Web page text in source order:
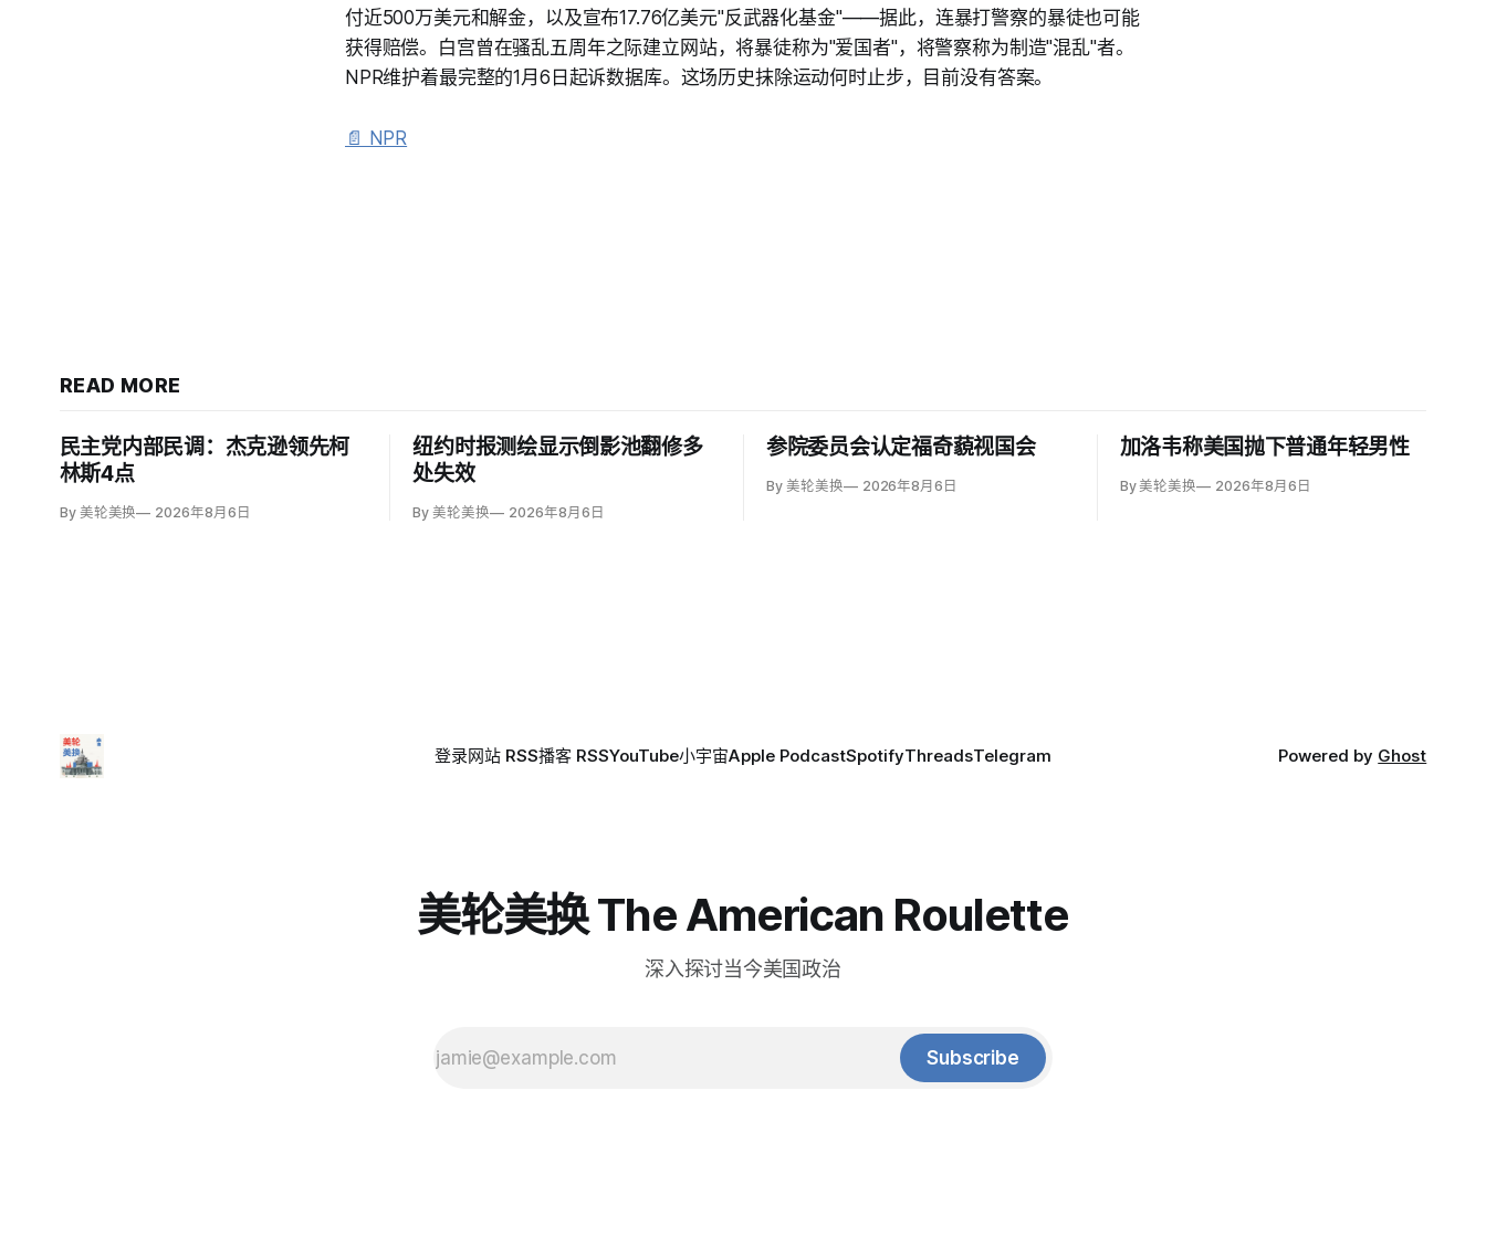
付近500万美元和解金，以及宣布17.76亿美元"反武器化基金"——据此，连暴打警察的暴徒也可能
获得赔偿。白宫曾在骚乱五周年之际建立网站，将暴徒称为"爱国者"，将警察称为制造"混乱"者。
NPR维护着最完整的1月6日起诉数据库。这场历史抹除运动何时止步，目前没有答案。
📄 NPR
READ MORE
民主党内部民调：杰克逊领先柯
林斯4点
By 美轮美换 2026年8月6日
纽约时报测绘显示倒影池翻修多
处失效
By 美轮美换 2026年8月6日
参院委员会认定福奇藐视国会
By 美轮美换 2026年8月6日
加洛韦称美国抛下普通年轻男性
By 美轮美换 2026年8月6日
登录网站 RSS播客 RSSYouTube小宇宙Apple PodcastSpotifyThreadsTelegram Powered by Ghost
美轮美换 The American Roulette
深入探讨当今美国政治
Subscribe